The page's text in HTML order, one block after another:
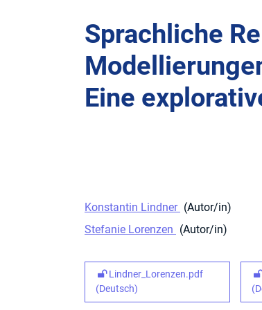
Sprachliche
Eine
Konstantin Lindner Autor/in
Stefanie Lorenzen Autor/in
Lindner_Lorenzen.pdf
(Deutsch)